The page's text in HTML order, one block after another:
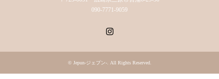
090-7771-9059
© Jepun-ジェプン-. All Rights Reserved.